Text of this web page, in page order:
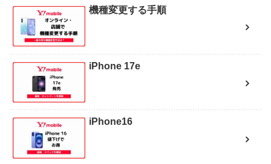
機種変更する手順
iPhone 17e
iPhone16